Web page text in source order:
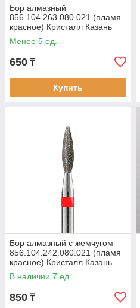
Бор алмазный
856.104.263.080.021 (пламя
красное) Кристалл Казань
Менее 5 ед.
650 ₸
Купить
Бор алмазный с жемчугом
856.104.242.080.021 (пламя
красное) Кристалл Казань
В наличии 7 ед.
850 ₸